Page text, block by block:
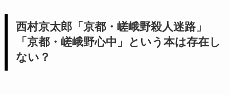
西村京太郎「京都・嵯峨野殺人迷路」
「京都・嵯峨野心中」という本は存在し
ない？